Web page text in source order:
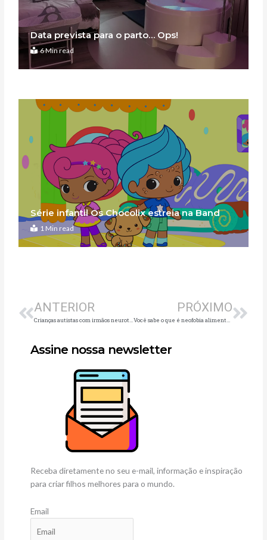
Data prevista para o parto… Ops!
6 Min read
Série infantil Os Chocolix estreia na Band
1 Min read
ANTERIOR PRÓXIMO
Assine nossa newsletter
Receba diretamente no seu e-mail, informação e inspiração
para criar filhos melhores para o mundo.
Email